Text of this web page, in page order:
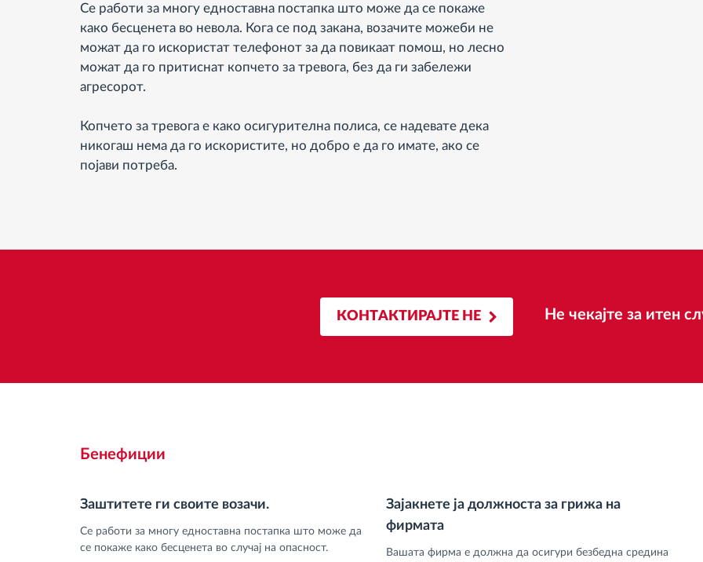
Се работи за многу едноставна постапка што може да се покаже
како бесценета во невола. Кога се под закана, возачите можеби не
можат да го искористат телефонот за да повикаат помош, но лесно
можат да го притиснат копчето за тревога, без да ги забележи
агресорот.
Копчето за тревога е како осигурителна полиса, се надевате дека
никогаш нема да го искористите, но добро е да го имате, ако се
појави потреба.
КОНТАКТИРАЈТЕ НЕ Не чекајте за итен
Бенефиции
Заштитете ги своите возачи.
Се работи за многу едноставна постапка што може да
се покаже како бесценета во случај на опасност.
Зајакнете ја должноста за грижа на
фирмата
Вашата фирма е должна да осигури безбедна средина